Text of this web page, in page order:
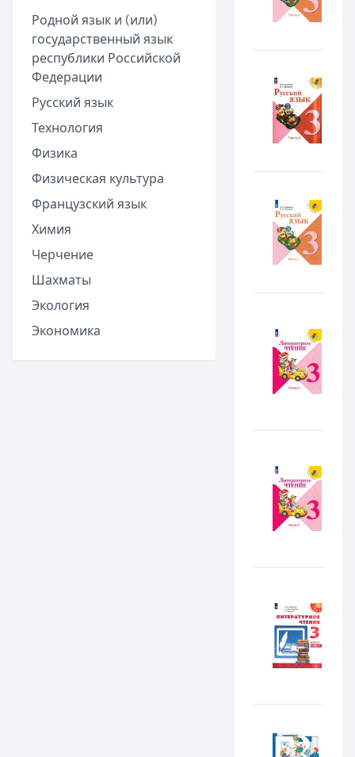
Родной язык и (или)
государственный язык
республики Российской
Федерации
Русский язык
Технология
Физика
Физическая культура
Французский язык
Химия
Черчение
Шахматы
Экология
Экономика